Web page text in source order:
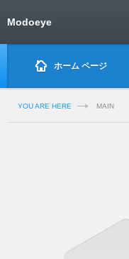
Modoeye
ホーム ページ
YOU ARE HERE MAIN